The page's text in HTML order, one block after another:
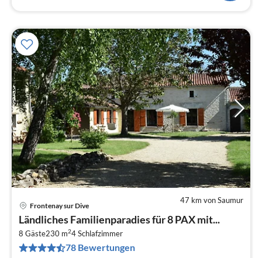
47 km von Saumur
Frontenay sur Dive
Ländliches Familienparadies für 8 PAX mit...
8 Gäste230 m24Schlafzimmer
78 Bewertungen